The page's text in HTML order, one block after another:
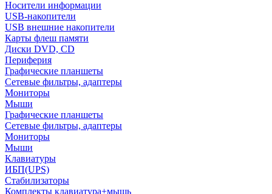
Носители информации
USB-накопители
USB внешние накопители
Карты флеш памяти
Диски DVD, CD
Периферия
Графические планшеты
Сетевые фильтры, адаптеры
Мониторы
Мыши
Графические планшеты
Сетевые фильтры, адаптеры
Мониторы
Мыши
Клавиатуры
ИБП(UPS)
Стабилизаторы
Комплекты клавиатура+мышь